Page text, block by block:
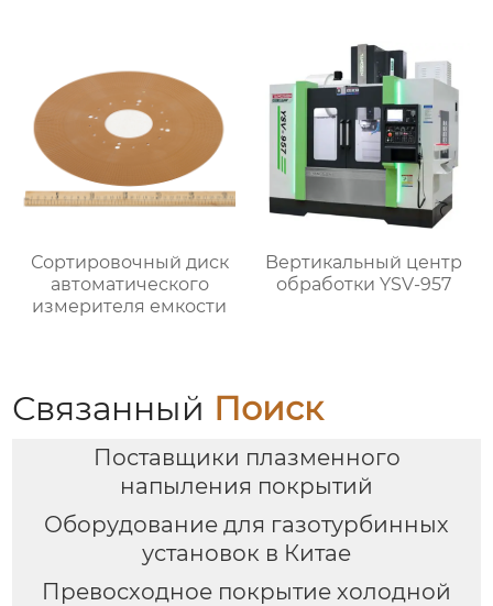
Сортировочный диск
автоматического
измерителя емкости
Bертикальный центр
обработки YSV-957
Связанный Поиск
Поставщики плазменного
напыления покрытий
Оборудование для газотурбинных
установок в Китае
Превосходное покрытие холодной